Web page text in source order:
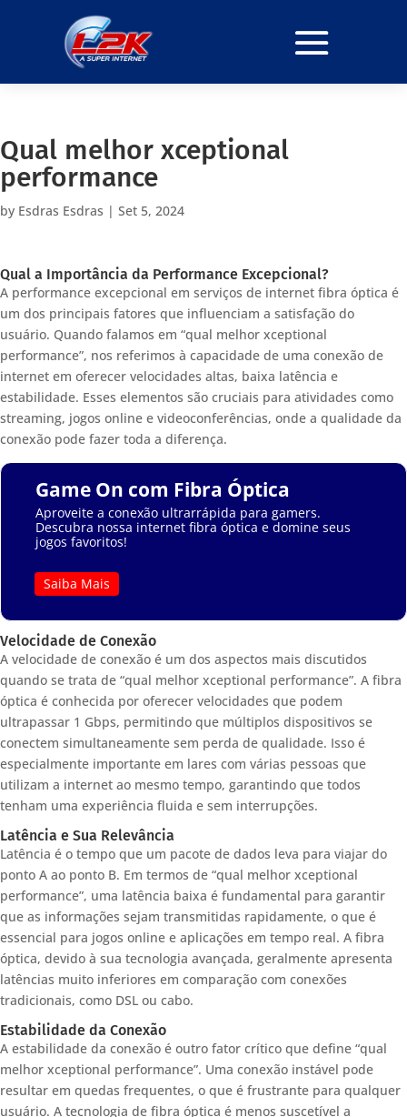
Qual melhor xceptional
performance
by Esdras Esdras | Set 5, 2024
Qual a Importância da Performance Excepcional?
A performance excepcional em serviços de internet fibra óptica é
um dos principais fatores que influenciam a satisfação do
usuário. Quando falamos em “qual melhor xceptional
performance”, nos referimos à capacidade de uma conexão de
internet em oferecer velocidades altas, baixa latência e
estabilidade. Esses elementos são cruciais para atividades como
streaming, jogos online e videoconferências, onde a qualidade da
conexão pode fazer toda a diferença.
Game On com Fibra Óptica
Aproveite a conexão ultrarrápida para gamers.
Descubra nossa internet fibra óptica e domine seus
jogos favoritos!
Saiba Mais
Velocidade de Conexão
A velocidade de conexão é um dos aspectos mais discutidos
quando se trata de “qual melhor xceptional performance”. A fibra
óptica é conhecida por oferecer velocidades que podem
ultrapassar 1 Gbps, permitindo que múltiplos dispositivos se
conectem simultaneamente sem perda de qualidade. Isso é
especialmente importante em lares com várias pessoas que
utilizam a internet ao mesmo tempo, garantindo que todos
tenham uma experiência fluida e sem interrupções.
Latência e Sua Relevância
Latência é o tempo que um pacote de dados leva para viajar do
ponto A ao ponto B. Em termos de “qual melhor xceptional
performance”, uma latência baixa é fundamental para garantir
que as informações sejam transmitidas rapidamente, o que é
essencial para jogos online e aplicações em tempo real. A fibra
óptica, devido à sua tecnologia avançada, geralmente apresenta
latências muito inferiores em comparação com conexões
tradicionais, como DSL ou cabo.
Estabilidade da Conexão
A estabilidade da conexão é outro fator crítico que define “qual
melhor xceptional performance”. Uma conexão instável pode
resultar em quedas frequentes, o que é frustrante para qualquer
usuário. A tecnologia de fibra óptica é menos suscetível a